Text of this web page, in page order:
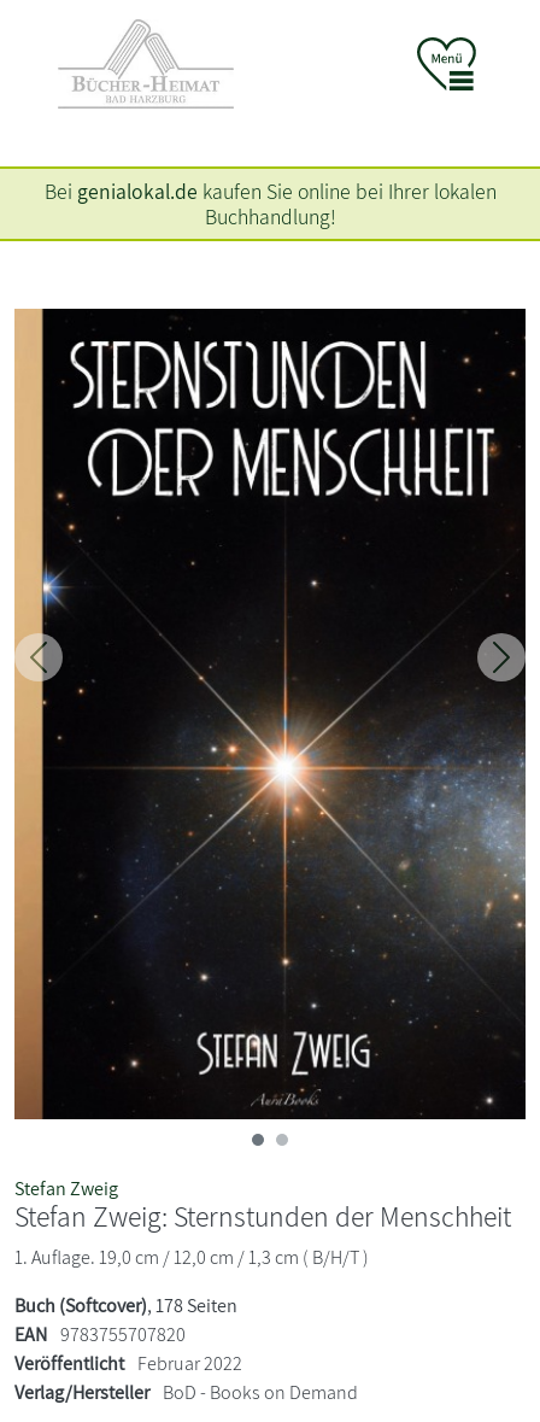
Bei genialokal.de kaufen Sie online bei Ihrer lokalen
Buchhandlung!
Zurück
Stefan Zweig
Stefan Zweig: Sternstunden der Menschheit
1. Auflage. 19,0 cm / 12,0 cm / 1,3 cm ( B/H/T )
Buch (Softcover), 178 Seiten
EAN 9783755707820
Veröffentlicht Februar 2022
Verlag/Hersteller BoD - Books on Demand